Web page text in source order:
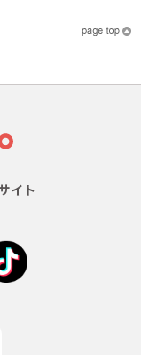
イト